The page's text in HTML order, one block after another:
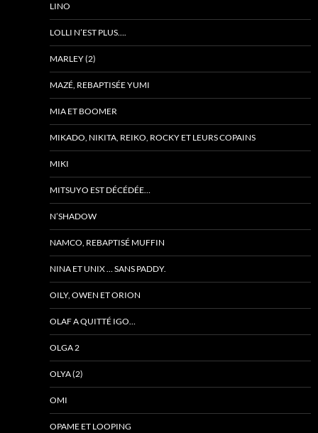
LINO
LOLLI N’EST PLUS….
MARLEY (2)
MAZÉ, REBAPTISÉE YUMI
MIA ET BOOMER
MIKADO, NIKITA, REIKO, ROCKY ET LEURS COPAINS
MIKI
MITSUYO EST DÉCÉDÉE…
N’SHADOW
NAMCO, REBAPTISÉ MUFFIN
NINA ET UNIX … SANS PADDY.
OILY, OWEN ET ORION
OLAF A QUITTÉ IGO…
OLGA 2
OLYA (2)
OMI
OPAME ET LOOPING